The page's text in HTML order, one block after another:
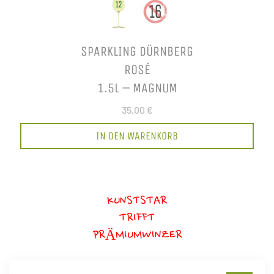
SPARKLING DÜRNBERG
ROSÉ
1.5L – MAGNUM
35,00 €
IN DEN WARENKORB
KUNSTSTAR
TRIFFT
PRÄMIUMWINZER